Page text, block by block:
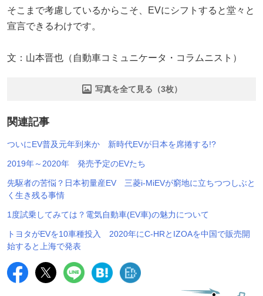
そこまで考慮しているからこそ、EVにシフトすると堂々と
宣言できるわけです。
文：山本晋也（自動車コミュニケータ・コラムニスト）
写真を全て見る（3枚）
関連記事
ついにEV普及元年到来か 新時代EVが日本を席捲する!?
2019年～2020年 発売予定のEVたち
先駆者の苦悩？日本初量産EV 三菱i-MiEVが窮地に立ちつつしぶと
く生き残る事情
1度試乗してみては？電気自動車(EV車)の魅力について
トヨタがEVを10車種投入 2020年にC-HRとIZOAを中国で販売開
始すると上海で発表